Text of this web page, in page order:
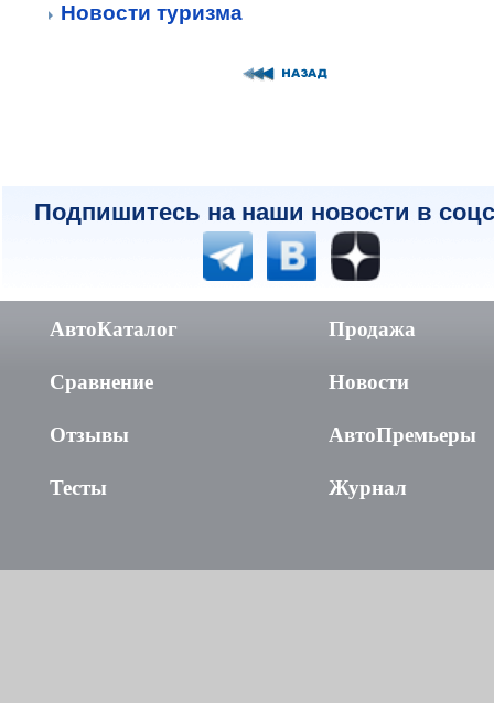
Новости туризма
Подпишитесь на наши новости в
АвтоКаталог
Сравнение
Отзывы
Тесты
Продажа
Новости
АвтоПремьеры
Журнал